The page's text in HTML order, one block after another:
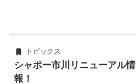
トピックス
シャポー市川リニューアル情
報！